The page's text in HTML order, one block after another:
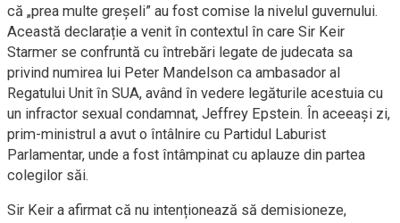
că „prea multe greșeli” au fost comise la nivelul guvernului.
Această declarație a venit în contextul în care Sir Keir
Starmer se confruntă cu întrebări legate de judecata sa
privind numirea lui Peter Mandelson ca ambasador al
Regatului Unit în SUA, având în vedere legăturile acestuia cu
un infractor sexual condamnat, Jeffrey Epstein. În aceeași zi,
prim-ministrul a avut o întâlnire cu Partidul Laburist
Parlamentar, unde a fost întâmpinat cu aplauze din partea
colegilor săi.
Sir Keir a afirmat că nu intenționează să demisioneze,